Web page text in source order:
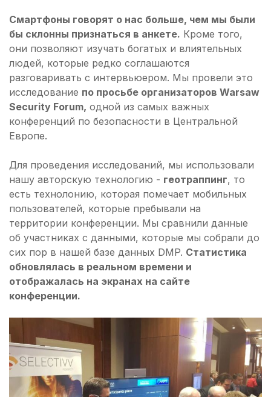
Смартфоны говорят о нас больше, чем мы были
бы склонны признаться в анкете. Кроме того,
они позволяют изучать богатых и влиятельных
людей, которые редко соглашаются
разговаривать с интервьюером. Мы провели это
исследование по просьбе организаторов Warsaw
Security Forum, одной из самых важных
конференций по безопасности в Центральной
Европе.
Для проведения исследований, мы использовали
нашу авторскую технологию - геотраппинг, то
есть технолонию, которая помечает мобильных
пользователей, которые пребывали на
территории конференции. Мы сравнили данные
об участниках с данными, которые мы собрали до
сих пор в нашей базе данных DMP. Статистика
обновлялась в реальном времени и
отображалась на экранах на сайте
конференции.